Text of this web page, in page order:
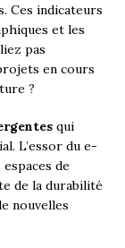
Ces indicateurs
et les
pas
en cours
?
qui
L’essor du e-
de
de la durabilité
nouvelles